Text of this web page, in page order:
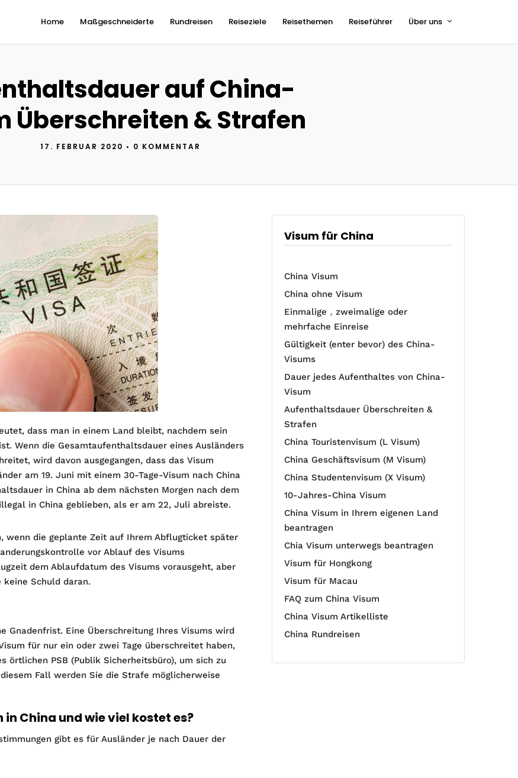
Home Maßgeschneiderte Rundreisen Reiseziele Reisethemen Reiseführer Über uns
auf China-
Überschreiten & Strafen
17. FEBRUAR 2020 • 0 KOMMENTAR
dass man in einem Land bleibt, nachdem sein
Wenn die Gesamtaufenthaltsdauer eines Ausländers
wird davon ausgegangen, dass das Visum
am 19. Juni mit einem 30-Tage-Visum nach China
in China ab dem nächsten Morgen nach dem
in China geblieben, als er am 22, Juli abreiste.
wenn die geplante Zeit auf Ihrem Abflugticket später
vor Ablauf des Visums
dem Ablaufdatum des Visums vorausgeht, aber
Schuld daran.
Gnadenfrist. Eine Überschreitung Ihres Visums wird
für nur ein oder zwei Tage überschreitet haben,
örtlichen PSB (Publik Sicherheitsbüro), um sich zu
Fall werden Sie die Strafe möglicherweise
China und wie viel kostet es?
gibt es für Ausländer je nach Dauer der
Visum für China
China Visum
China ohne Visum
Einmalige，zweimalige oder
mehrfache Einreise
Gültigkeit (enter bevor) des China-
Visums
Dauer jedes Aufenthaltes von China-
Visum
Aufenthaltsdauer Überschreiten &
Strafen
China Touristenvisum (L Visum)
China Geschäftsvisum (M Visum)
China Studentenvisum (X Visum)
10-Jahres-China Visum
China Visum in Ihrem eigenen Land
beantragen
Chia Visum unterwegs beantragen
Visum für Hongkong
Visum für Macau
FAQ zum China Visum
China Visum Artikelliste
China Rundreisen